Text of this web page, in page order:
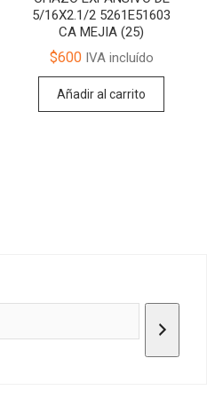
5/16X2.1/2 5261E51603
CA MEJIA (25)
$600IVA incluído
Añadir al carrito